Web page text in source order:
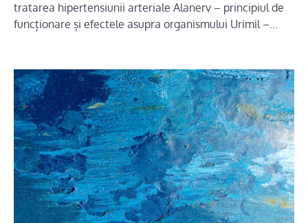
tratarea hipertensiunii arteriale Alanerv – principiul de
funcționare și efectele asupra organismului Urimil –…